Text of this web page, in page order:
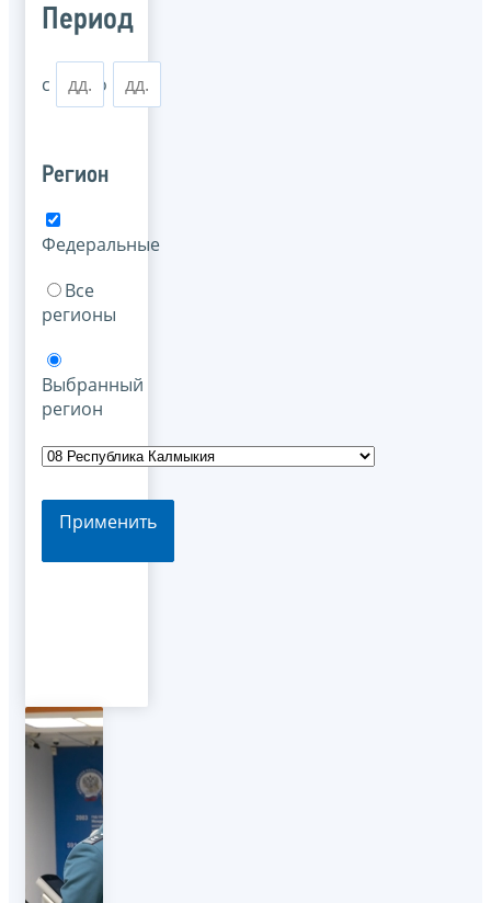
Период
с по
Регион
Федеральные
Все
регионы
Выбранный
регион
Применить